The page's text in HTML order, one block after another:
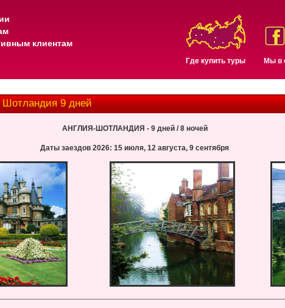
клиентам
Где купить туры Мы в
9 дней
АНГЛИЯ-ШОТЛАНДИЯ - 9 дней / 8 ночей
Даты заездов 2026: 15 июля, 12 августа, 9 сентября